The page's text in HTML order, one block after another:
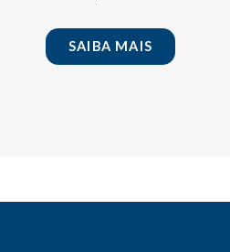
SAIBA MAIS